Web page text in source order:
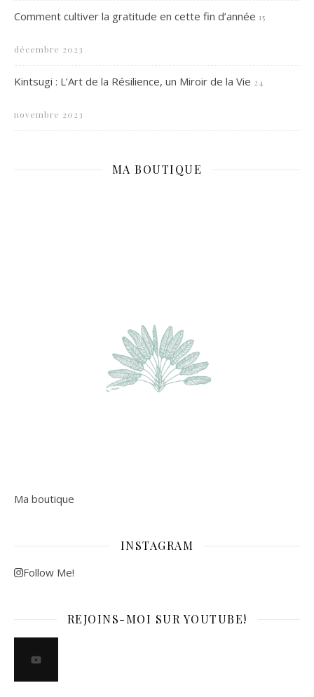
Comment cultiver la gratitude en cette fin d’année 15
décembre 2023
Kintsugi : L’Art de la Résilience, un Miroir de la Vie 24
novembre 2023
MA BOUTIQUE
Ma boutique
INSTAGRAM
Follow Me!
REJOINS-MOI SUR YOUTUBE!